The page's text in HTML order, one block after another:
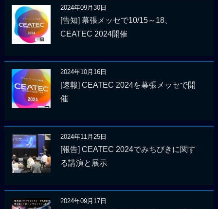
2024年09月30日
[告知] 幕張メッセで10/15～18、
CEATEC 2024開催
2024年10月16日
[速報] CEATEC 2024を幕張メッセで開
催
2024年11月25日
[報告] CEATEC 2024でみちびきに関す
る講演と展示
2024年09月17日